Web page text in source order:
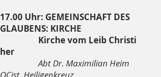
17.00 Uhr: GEMEINSCHAFT DES
GLAUBENS: KIRCHE
Kirche vom Leib Christi
her
Abt Dr. Maximilian Heim